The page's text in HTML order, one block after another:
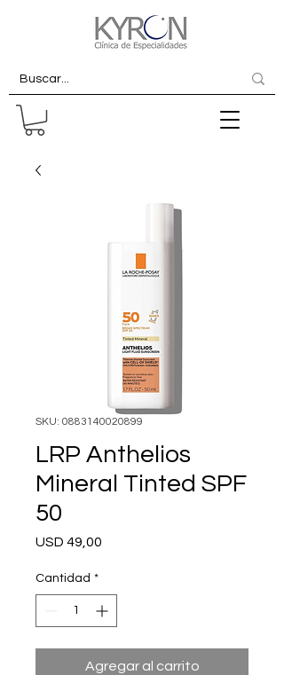
SKU: 0883140020899
LRP Anthelios
Mineral Tinted SPF
50
USD 49,00
Cantidad *
Agregar al carrito